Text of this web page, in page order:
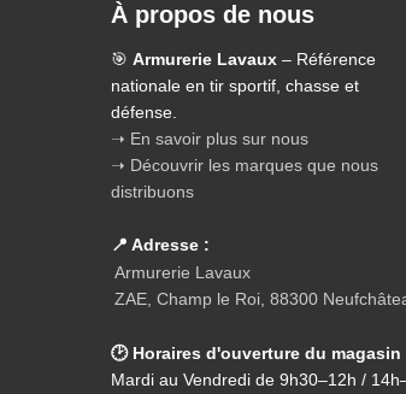
À propos de nous
🎯 Armurerie Lavaux – Référence
nationale en tir sportif, chasse et
défense.
➝ En savoir plus sur nous
➝ Découvrir les marques que nous
distribuons
📍 Adresse :
Armurerie Lavaux
ZAE, Champ le Roi, 88300
🕑 Horaires d'ouverture du magasin
Mardi au Vendredi de 9h30–12h /